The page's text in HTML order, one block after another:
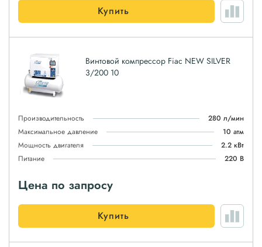
Купить
Винтовой компрессор Fiac NEW SILVER
3/200 10
Производительность
280 л/мин
Максимальное давление
10 атм
Мощность двигателя
2.2 кВт
Питание
220 В
Цена по запросу
Купить